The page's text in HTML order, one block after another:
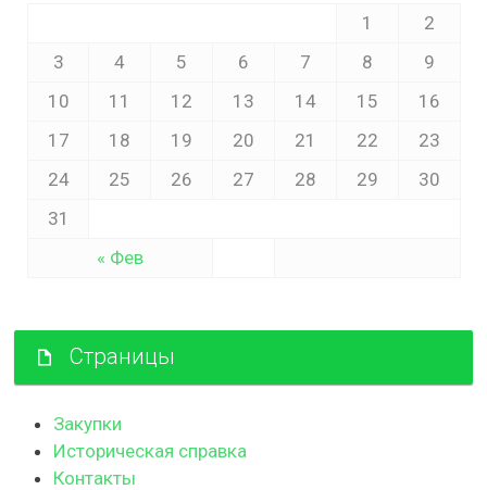
« Фев
1
2
3
4 5 6 7 8
9
10
11 12 13 14 15
16
17
18 19 20 21 22
23
24
25 26 27 28 29
30
31
Страницы
Закупки
Историческая справка
Контакты